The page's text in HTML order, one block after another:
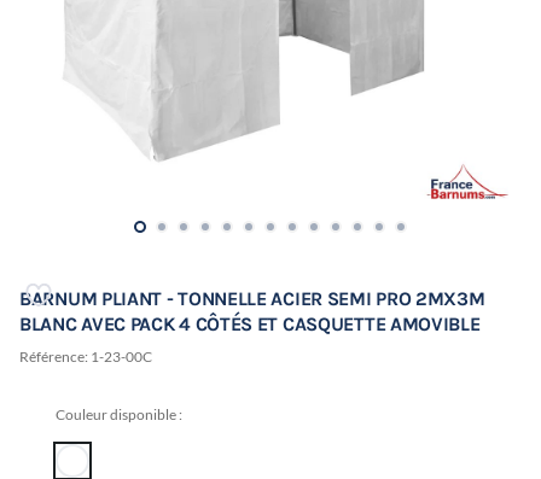
BARNUM PLIANT - TONNELLE ACIER SEMI PRO 2MX3M
BLANC AVEC PACK 4 CÔTÉS ET CASQUETTE AMOVIBLE
Référence: 1-23-00C
Couleur disponible :